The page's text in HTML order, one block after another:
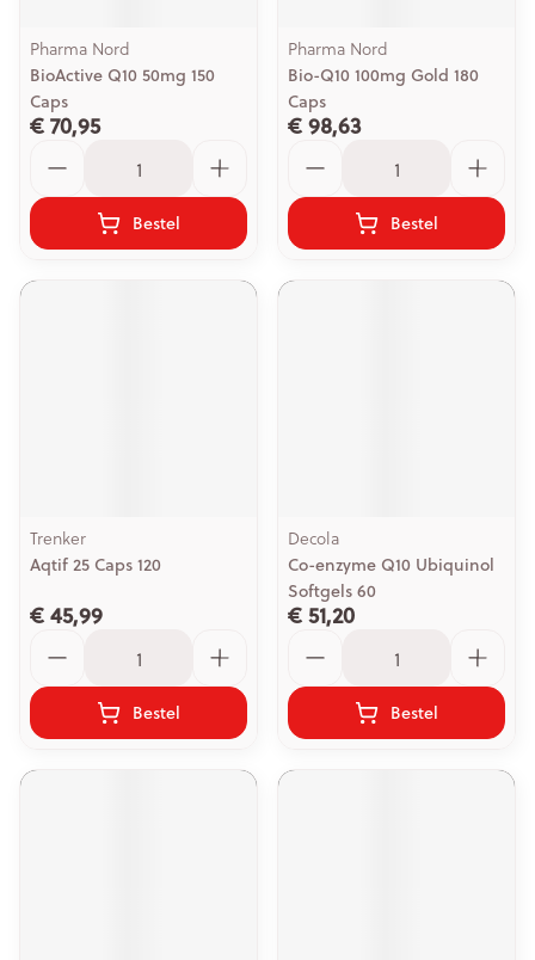
Pharma Nord
BioActive Q10 50mg 150
Caps
€ 70,95
Bestel
Pharma Nord
Bio-Q10 100mg Gold 180
Caps
€ 98,63
Bestel
Trenker
Aqtif 25 Caps 120
€ 45,99
Bestel
Decola
Co-enzyme Q10 Ubiquinol
Softgels 60
€ 51,20
Bestel